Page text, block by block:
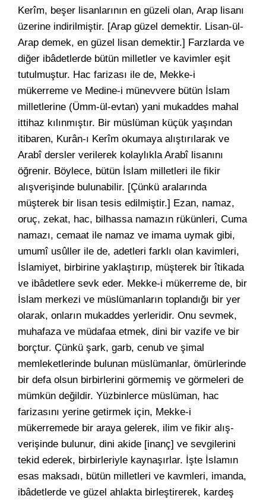
Kerîm, beşer lisanlarının en güzeli olan, Arap lisanı
üzerine indirilmiştir. [Arap güzel demektir. Lisan-ül-
Arap demek, en güzel lisan demektir.] Farzlarda ve
diğer ibâdetlerde bütün milletler ve kavimler eşit
tutulmuştur. Hac farizası ile de, Mekke-i
mükerreme ve Medine-i münevvere bütün İslam
milletlerine (Ümm-ül-evtan) yani mukaddes mahal
ittihaz kılınmıştır. Bir müslüman küçük yaşından
itibaren, Kurân-ı Kerîm okumaya alıştırılarak ve
Arabî dersler verilerek kolaylıkla Arabî lisanını
öğrenir. Böylece, bütün İslam milletleri ile fikir
alışverişinde bulunabilir. [Çünkü aralarında
müşterek bir lisan tesis edilmiştir.] Ezan, namaz,
oruç, zekat, hac, bilhassa namazın rükünleri, Cuma
namazı, cemaat ile namaz ve imama uymak gibi,
umumî usûller ile de, adetleri farklı olan kavimleri,
İslamiyet, birbirine yaklaştırıp, müşterek bir îtikada
ve ibâdetlere sevk eder. Mekke-i mükerreme de, bir
İslam merkezi ve müslümanların toplandığı bir yer
olarak, onların mukaddes yerleridir. Onu sevmek,
muhafaza ve müdafaa etmek, dini bir vazife ve bir
borçtur. Çünkü şark, garb, cenub ve şimal
memleketlerinde bulunan müslümanlar, ömürlerinde
bir defa olsun birbirlerini görmemiş ve görmeleri de
mümkün değildir. Yüzbinlerce müslüman, hac
farizasını yerine getirmek için, Mekke-i
mükerremede bir araya gelerek, ilim ve fikir alış-
verişinde bulunur, dini akide [inanç] ve sevgilerini
tekid ederek, birbirleriyle kaynaşırlar. İşte İslamın
esas maksadı, bütün milletleri ve kavmleri, imanda,
ibâdetlerde ve güzel ahlakta birleştirerek, kardeş